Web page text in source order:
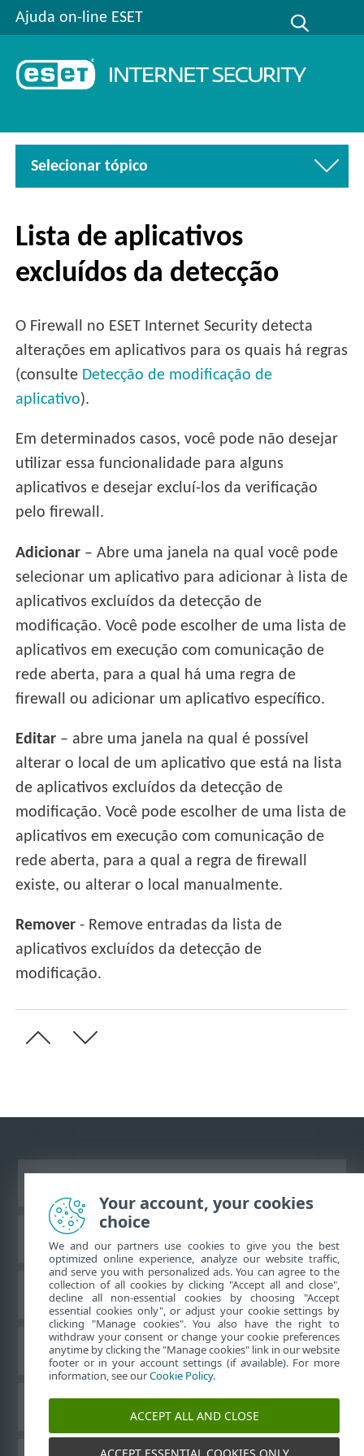
Ajuda on-line ESET
Selecionar tópico
Lista de aplicativos
excluídos da detecção
O Firewall no ESET Internet Security detecta
alterações em aplicativos para os quais há regras
(consulte Detecção de modificação de
aplicativo).
Em determinados casos, você pode não desejar
utilizar essa funcionalidade para alguns
aplicativos e desejar excluí-los da verificação
pelo firewall.
Adicionar – Abre uma janela na qual você pode
selecionar um aplicativo para adicionar à lista de
aplicativos excluídos da detecção de
modificação. Você pode escolher de uma lista de
aplicativos em execução com comunicação de
rede aberta, para a qual há uma regra de
firewall ou adicionar um aplicativo específico.
Editar – abre uma janela na qual é possível
alterar o local de um aplicativo que está na lista
de aplicativos excluídos da detecção de
modificação. Você pode escolher de uma lista de
aplicativos em execução com comunicação de
rede aberta, para a qual a regra de firewall
existe, ou alterar o local manualmente.
Remover - Remove entradas da lista de
aplicativos excluídos da detecção de
modificação.
Base de conhecimento da ESET
Fórum ESET
Suporte regional
Your account, your cookies
choice
We and our partners use cookies to give you the best
optimized online experience, analyze our website traffic,
and serve you with personalized ads. You can agree to the
collection of all cookies by clicking "Accept all and close",
decline all non-essential cookies by choosing "Accept
essential cookies only", or adjust your cookie settings by
clicking "Manage cookies". You also have the right to
withdraw your consent or change your cookie preferences
anytime by clicking the "Manage cookies" link in our website
footer or in your account settings (if available). For more
information, see ourCookie Policy.
ACCEPT ALL AND CLOSE